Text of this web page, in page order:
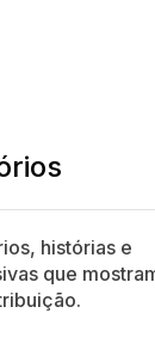
histórias e
que